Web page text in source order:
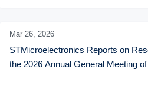
Mar 26, 2026
STMicroelectronics Reports on
the 2026 Annual General Meeting